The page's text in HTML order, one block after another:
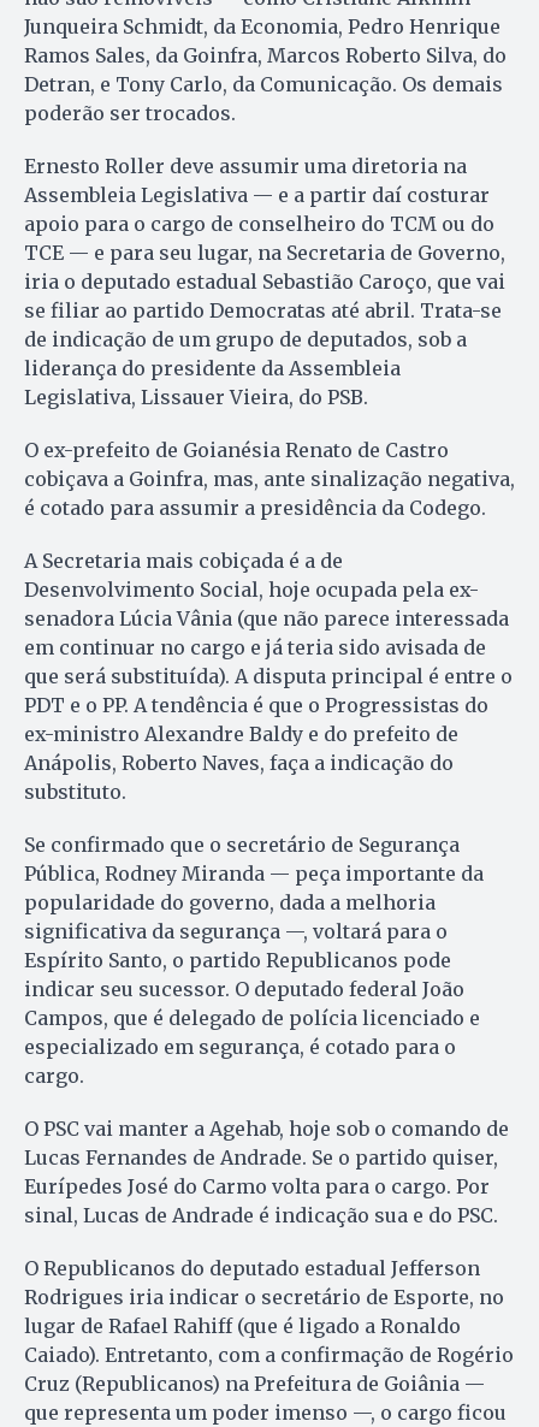
Junqueira Schmidt, da Economia, Pedro Henrique
Ramos Sales, da Goinfra, Marcos Roberto Silva, do
Detran, e Tony Carlo, da Comunicação. Os demais
poderão ser trocados.
Ernesto Roller deve assumir uma diretoria na
Assembleia Legislativa — e a partir daí costurar
apoio para o cargo de conselheiro do TCM ou do
TCE — e para seu lugar, na Secretaria de Governo,
iria o deputado estadual Sebastião Caroço, que vai
se filiar ao partido Democratas até abril. Trata-se
de indicação de um grupo de deputados, sob a
liderança do presidente da Assembleia
Legislativa, Lissauer Vieira, do PSB.
O ex-prefeito de Goianésia Renato de Castro
cobiçava a Goinfra, mas, ante sinalização negativa,
é cotado para assumir a presidência da Codego.
A Secretaria mais cobiçada é a de
Desenvolvimento Social, hoje ocupada pela ex-
senadora Lúcia Vânia (que não parece interessada
em continuar no cargo e já teria sido avisada de
que será substituída). A disputa principal é entre o
PDT e o PP. A tendência é que o Progressistas do
ex-ministro Alexandre Baldy e do prefeito de
Anápolis, Roberto Naves, faça a indicação do
substituto.
Se confirmado que o secretário de Segurança
Pública, Rodney Miranda — peça importante da
popularidade do governo, dada a melhoria
significativa da segurança —, voltará para o
Espírito Santo, o partido Republicanos pode
indicar seu sucessor. O deputado federal João
Campos, que é delegado de polícia licenciado e
especializado em segurança, é cotado para o
cargo.
O PSC vai manter a Agehab, hoje sob o comando de
Lucas Fernandes de Andrade. Se o partido quiser,
Eurípedes José do Carmo volta para o cargo. Por
sinal, Lucas de Andrade é indicação sua e do PSC.
O Republicanos do deputado estadual Jefferson
Rodrigues iria indicar o secretário de Esporte, no
lugar de Rafael Rahiff (que é ligado a Ronaldo
Caiado). Entretanto, com a confirmação de Rogério
Cruz (Republicanos) na Prefeitura de Goiânia —
que representa um poder imenso —, o cargo ficou